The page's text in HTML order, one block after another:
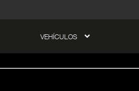
VEHÍCULOS